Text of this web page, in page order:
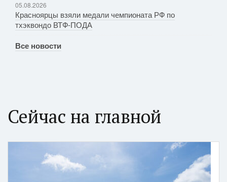
05.08.2026
Красноярцы взяли медали чемпионата РФ по
тхэквондо ВТФ-ПОДА
Все новости
Сейчас на главной